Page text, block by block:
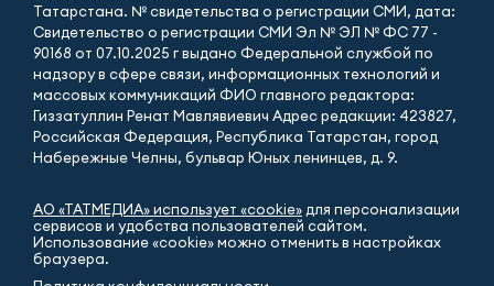
Татарстана. № свидетельства о регистрации СМИ, дата:
Свидетельство о регистрации СМИ Эл № ЭЛ № ФС 77 -
90168 от 07.10.2025 г выдано Федеральной службой по
надзору в сфере связи, информационных технологий и
массовых коммуникаций ФИО главного редактора:
Гиззатуллин Ренат Мавлявиевич Адрес редакции: 423827,
Российская Федерация, Республика Татарстан, город
Набережные Челны, бульвар Юных ленинцев, д. 9.
АО «ТАТМЕДИА» использует «cookie» для персонализации
сервисов и удобства пользователей сайтом.
Использование «cookie» можно отменить в настройках
браузера.